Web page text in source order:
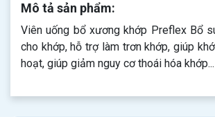
Mô tả sản phẩm:
Viên uống bổ xương khớp Preflex Bổ
cho khớp, hỗ trợ làm trơn khớp, giúp
hoạt, giúp giảm nguy cơ thoái hóa khớp...